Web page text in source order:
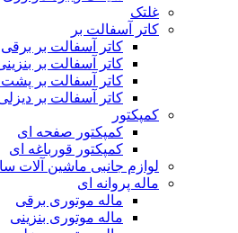
غلتک
کاتر آسفالت بر
کاتر آسفالت بر برقی
کاتر آسفالت بر
کاتر آسفالت بر پشت
کاتر آسفالت بر
کمپکتور
کمپکتور صفحه ای
کمپکتور قورباغه ای
لوازم جانبی ماشین آلات
ماله پروانه ای
ماله موتوری برقی
ماله موتوری بنزینی